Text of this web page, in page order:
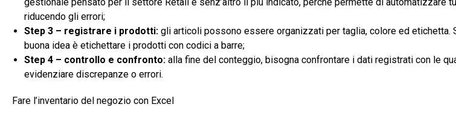
riducendo gli errori;
Step 3 – registrare i prodotti: gli articoli possono essere organizzati per taglia, colore ed etichetta.
buona idea è etichettare i prodotti con codici a barre;
Step 4 – controllo e confronto: alla fine del conteggio, bisogna confrontare i dati registrati con le
evidenziare discrepanze o errori.
Fare l’inventario del negozio con Excel